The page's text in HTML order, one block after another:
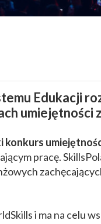
Edukacji
umiejętności
konkurs
pracę.
i ma na celu